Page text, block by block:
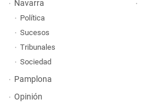
Navarra
Política
Sucesos
Tribunales
Sociedad
Pamplona
Opinión